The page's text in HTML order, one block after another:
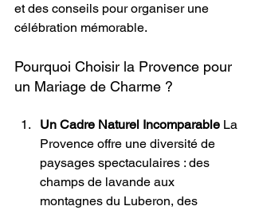
et des conseils pour organiser une
célébration mémorable.
Pourquoi Choisir la Provence pour
un Mariage de Charme ?
Un Cadre Naturel Incomparable La
Provence offre une diversité de
paysages spectaculaires : des
champs de lavande aux
montagnes du Luberon, des